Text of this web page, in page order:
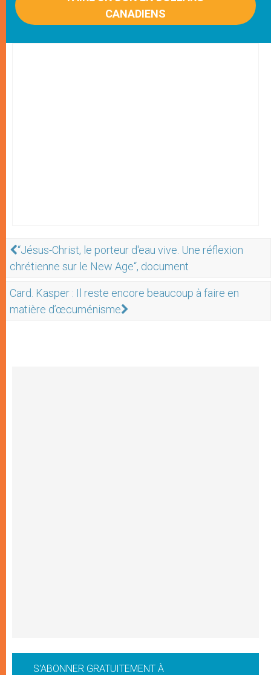
CANADIENS
“Jésus-Christ, le porteur d'eau vive. Une réflexion
chrétienne sur le New Age“, document
Card. Kasper : Il reste encore beaucoup à faire en
matière d’œcuménisme
S'ABONNER GRATUITEMENT À